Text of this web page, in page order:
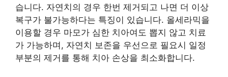
습니다. 자연치의 경우 한번 제거되고 나면 더 이상
복구가 불가능하다는 특징이 있습니다. 올세라믹을
이용할 경우 마모가 심한 치아여도 뽑지 않고 치료
가 가능하며, 자연치 보존을 우선으로 필요시 일정
부분의 제거를 통해 치아 손상을 최소화합니다.